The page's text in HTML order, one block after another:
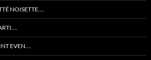
NOISETTE….
EVEN….